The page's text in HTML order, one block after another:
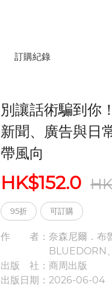
訂購紀錄
別讓話術騙到你
新聞、廣告與日
帶風向
HK$152.0
95折 可訂購
作 者：奈森尼爾．布
BLUEDORN
出版 社：商周出版
出版日期：2026-06-04